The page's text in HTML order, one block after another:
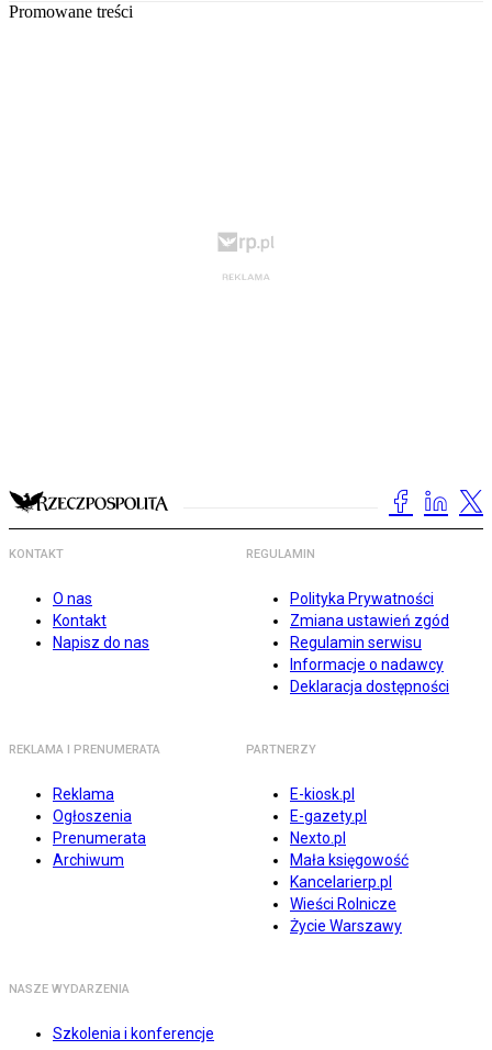
Promowane treści
KONTAKT
O nas
Kontakt
Napisz do nas
REGULAMIN
Polityka Prywatności
Zmiana ustawień zgód
Regulamin serwisu
Informacje o nadawcy
Deklaracja dostępności
REKLAMA I PRENUMERATA
Reklama
Ogłoszenia
Prenumerata
Archiwum
PARTNERZY
E-kiosk.pl
E-gazety.pl
Nexto.pl
Mała księgowość
Kancelarierp.pl
Wieści Rolnicze
Życie Warszawy
NASZE WYDARZENIA
Szkolenia i konferencje